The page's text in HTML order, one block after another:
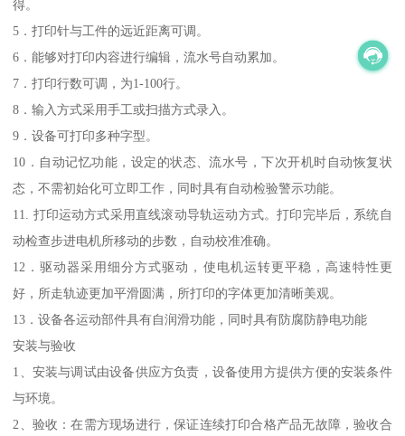
得。
5．打印针与工件的远近距离可调。
6．能够对打印内容进行编辑，流水号自动累加。
7．打印行数可调，为1-100行。
8．输入方式采用手工或扫描方式录入。
9．设备可打印多种字型。
10．自动记忆功能，设定的状态、流水号，下次开机时自动恢复状
态，不需初始化可立即工作，同时具有自动检验警示功能。
11. 打印运动方式采用直线滚动导轨运动方式。打印完毕后，系统自
动检查步进电机所移动的步数，自动校准准确。
12．驱动器采用细分方式驱动，使电机运转更平稳，高速特性更
好，所走轨迹更加平滑圆满，所打印的字体更加清晰美观。
13．设备各运动部件具有自润滑功能，同时具有防腐防静电功能
安装与验收
1、安装与调试由设备供应方负责，设备使用方提供方便的安装条件
与环境。
2、验收：在需方现场进行，保证连续打印合格产品无故障，验收合